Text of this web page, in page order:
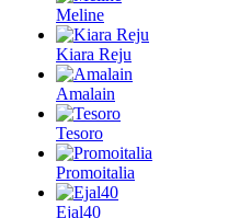
Meline
Kiara Reju
Amalain
Tesoro
Promoitalia
Ejal40